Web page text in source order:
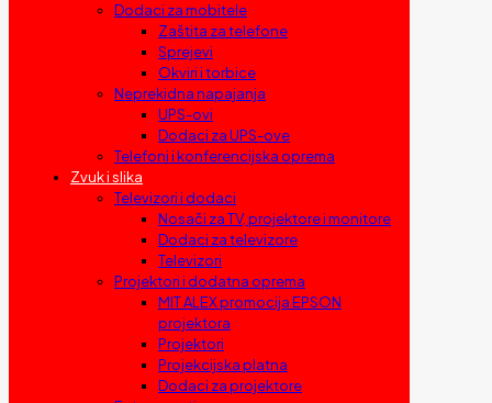
Dodaci za mobitele
Zaštita za telefone
Sprejevi
Okviri i torbice
Neprekidna napajanja
UPS-ovi
Dodaci za UPS-ove
Telefoni i konferencijska oprema
Zvuk i slika
Televizori i dodaci
Nosači za TV, projektore i monitore
Dodaci za televizore
Televizori
Projektori i dodatna oprema
MIT ALEX promocija EPSON
projektora
Projektori
Projekcijska platna
Dodaci za projektore